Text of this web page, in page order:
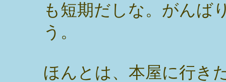
も短期だしな。がんば
う。
ほんとは、本屋に行き